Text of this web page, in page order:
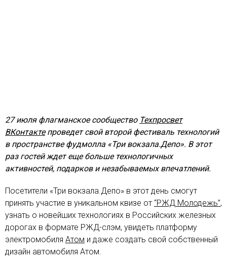
27 июля флагманское сообщество Техпросвет
ВКонтактепроведет свой второй фестиваль технологий
в пространстве фудмолла «Три вокзала.Депо». В этот
раз гостей ждет еще больше технологичных
активностей, подарков и незабываемых впечатлений.
Посетители «Три вокзала.Депо» в этот день смогут
принять участие в уникальном квизе от “РЖД Молодежь”,
узнать о новейших технологиях в Российских железных
дорогах в формате РЖД-слэм, увидеть платформу
электромобиля Атом и даже создать свой собственный
дизайн автомобиля Атом.